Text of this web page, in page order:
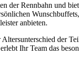
der Rennbahn und
anbieten.
der
Ihr Team das